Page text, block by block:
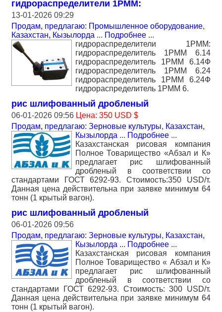
гидрораспределители 1РММ:
13-01-2026 09:29
Продам, предлагаю: Промышленное оборудование,
Казахстан, Кызылорда ... Подробнее ...
гидрораспределители 1РММ:
гидрораспределитель 1РММ 6.14
гидрораспределитель 1РММ 6.14Ф
гидрораспределитель 1РММ 6.24
гидрораспределитель 1РММ 6.24Ф
гидрораспределитель 1РММ 6.
рис шлифованный дробленый
06-01-2026 09:56 Цена: 350 USD $
Продам, предлагаю: Зерновые культуры, Казахстан,
Кызылорда ... Подробнее ...
Казахстанская рисовая компания
Полное Товарищество «Абзал и К»
предлагает рис шлифованный
дробленый в соответствии со
стандартами ГОСТ 6292-93. Стоимость:350 USD/т.
Данная цена действительна при заявке минимум 64
тонн (1 крытый вагон).
рис шлифованный дробленый
06-01-2026 09:56
Продам, предлагаю: Зерновые культуры, Казахстан,
Кызылорда ... Подробнее ...
Казахстанская рисовая компания
Полное Товарищество « Абзал и К»
предлагает рис шлифованный
дробленый в соответствии со
стандартами ГОСТ 6292-93. Стоимость: 300 USD/т.
Данная цена действительна при заявке минимум 64
тонн (1 крытый вагон).